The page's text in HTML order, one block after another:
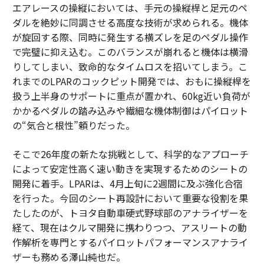
エアレースの操縦においては、手元の操縦桿と足元のペ
ダルを絶妙に同調させる高度な技術が求められる。機体
が旋回する際、同時に発生する横ズレを足のペダル操作
で完璧に抑え込む。このバランスが崩れると機体は横滑
りしてしまい、致命的なタイムロスを招いてしまう。こ
れまでのLPARのコックピット開発では、おもに操縦桿を
扱う上半身のサポートに重点が置かれ、60kg近い負荷が
かかるペダルの踏み込みや繊細な機体制御はパイロット
の“気合と根性”頼りだった。
そこで26年度の新たな挑戦として、科学的なアプローチ
によって安定性高く速い動きを実現するためのシートの
開発に着手。LPARは、4月上旬に2週間に及ぶ強化合宿
を行った。今回のシート再設計において重要な役割を果
たしたのが、トヨタ自動車硬式野球部のアナライザーを
経て、現在はクルマ開発に携わりつつ、アスリートの動
作解析を専門とするパイロットパフォーマンスアナライ
ザーも務める澤山純也だ。